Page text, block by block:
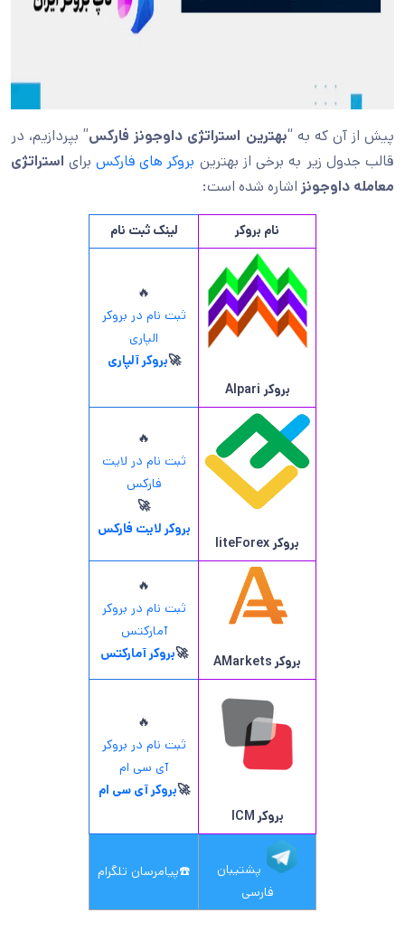
پیش از آن که به “بهترین استراتژی داوجونز فارکس” بپردازیم، در
قالب جدول زیر به برخی از بهترین بروکر های فارکسبرای استراتژی
معامله داوجونز اشاره شده است:
نام بروکر لینک ثبت نام
بروکر Alpari
🔥
ثبت نام در بروکر
الپاری
🚀بروکر آلپاری
بروکر liteForex
🔥
ثبت نام در لایت
فارکس
🚀
بروکر لایت فارکس
بروکر AMarkets
🔥
ثبت نام در بروکر
آمارکتس
🚀بروکر آمارکتس
بروکر ICM
🔥
ثبت نام در بروکر
آی سی ام
🚀بروکر آی سی ام
پشتیبان
فارسی
☎️پیامرسان تلگرام